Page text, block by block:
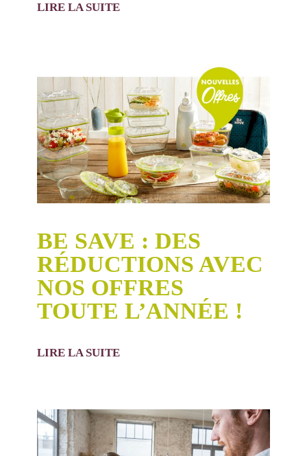
LIRE LA SUITE
BE SAVE : DES
RÉDUCTIONS AVEC
NOS OFFRES
TOUTE L’ANNÉE !
LIRE LA SUITE